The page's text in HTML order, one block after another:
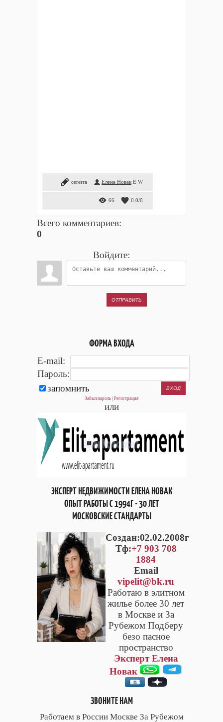
cererra Елена Новак E W
66 0.0/0
Всего комментариев:
0
Войдите:
ОТПРАВИТЬ
ФОРМА ВХОДА
E-mail:
Пароль:
запомнить
Забыл пароль Регистрация
или
ЭКСПЕРТ НЕДВИЖИМОСТИ ЕЛЕНА НОВАК
ОПЫТ РАБОТЫ С 1994Г - 30 ЛЕТ
МОСКОВСКИЕ СТАНДАРТЫ
Cоздан:02.02.2008г
Тф:+7 903 708
1884
Email
vipelit@bk.ru
Работаю в элитном
жилье более 30 лет
в Москве и За
Рубежом Подберу
безо пасное
пространство
Эксперт Елена
Новак
ЗВОНИТЕ НАМ
Работаем в России Москве За Рубежом